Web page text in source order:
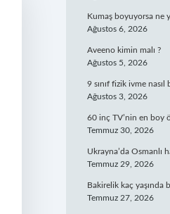
Kumaş boyuyorsa ne
Ağustos 6, 2026
Aveeno kimin malı ?
Ağustos 5, 2026
9 sınıf fizik ivme nasıl
Ağustos 3, 2026
60 inç TV’nin en boy
Temmuz 30, 2026
Ukrayna’da Osmanlı
Temmuz 29, 2026
Bakirelik kaç yaşında
Temmuz 27, 2026